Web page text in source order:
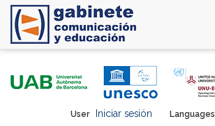
Languages
User Iniciar sesión